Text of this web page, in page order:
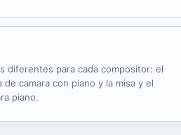
diferentes para cada compositor: el
camara con piano y la misa y el
piano.